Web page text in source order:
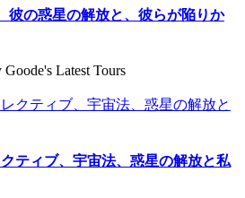
彼の惑星の解放と、彼らが陥りか
Latest Tours
ティブ、宇宙法、惑星の解放と私